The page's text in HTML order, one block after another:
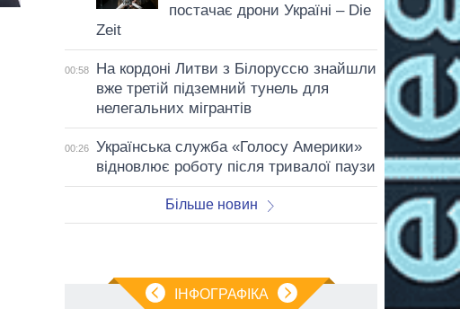
постачає дрони Україні – Die
Zeit
00:58
На кордоні Литви з Білоруссю знайшли
вже третій підземний тунель для
нелегальних мігрантів
00:26
Українська служба «Голосу Америки»
відновлює роботу після тривалої паузи
Більше новин
ІНФОГРАФІКА